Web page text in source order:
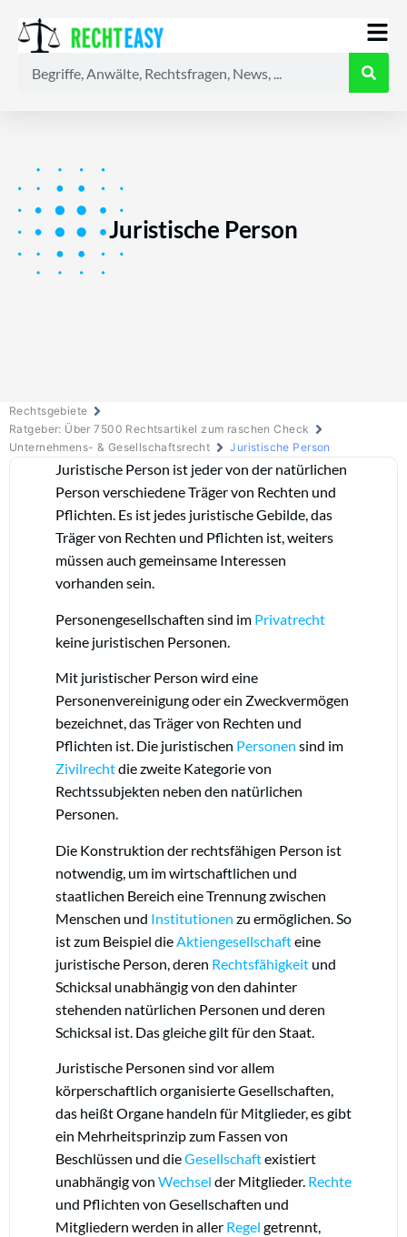
Juristische Person
Rechtsgebiete
Ratgeber: Über 7500 Rechtsartikel zum raschen Check
Unternehmens- & Gesellschaftsrecht
Juristische Person
Juristische Person ist jeder von der natürlichen
Person verschiedene Träger von Rechten und
Pflichten. Es ist jedes juristische Gebilde, das
Träger von Rechten und Pflichten ist, weiters
müssen auch gemeinsame Interessen
vorhanden sein.
Personengesellschaften sind im Privatrecht
keine juristischen Personen.
Mit juristischer Person wird eine
Personenvereinigung oder ein Zweckvermögen
bezeichnet, das Träger von Rechten und
Pflichten ist. Die juristischen Personen sind im
Zivilrechtdie zweite Kategorie von
Rechtssubjekten neben den natürlichen
Personen.
Die Konstruktion der rechtsfähigen Person ist
notwendig, um im wirtschaftlichen und
staatlichen Bereich eine Trennung zwischen
Menschen und Institutionen zu ermöglichen. So
ist zum Beispiel die Aktiengesellschafteine
juristische Person, deren Rechtsfähigkeit und
Schicksal unabhängig von den dahinter
stehenden natürlichen Personen und deren
Schicksal ist. Das gleiche gilt für den Staat.
Juristische Personen sind vor allem
körperschaftlich organisierte Gesellschaften,
das heißt Organe handeln für Mitglieder, es gibt
ein Mehrheitsprinzip zum Fassen von
Beschlüssen und dieGesellschaftexistiert
unabhängig von Wechsel der Mitglieder. Rechte
und Pflichten von Gesellschaften und
Mitgliedern werden in aller Regel getrennt,